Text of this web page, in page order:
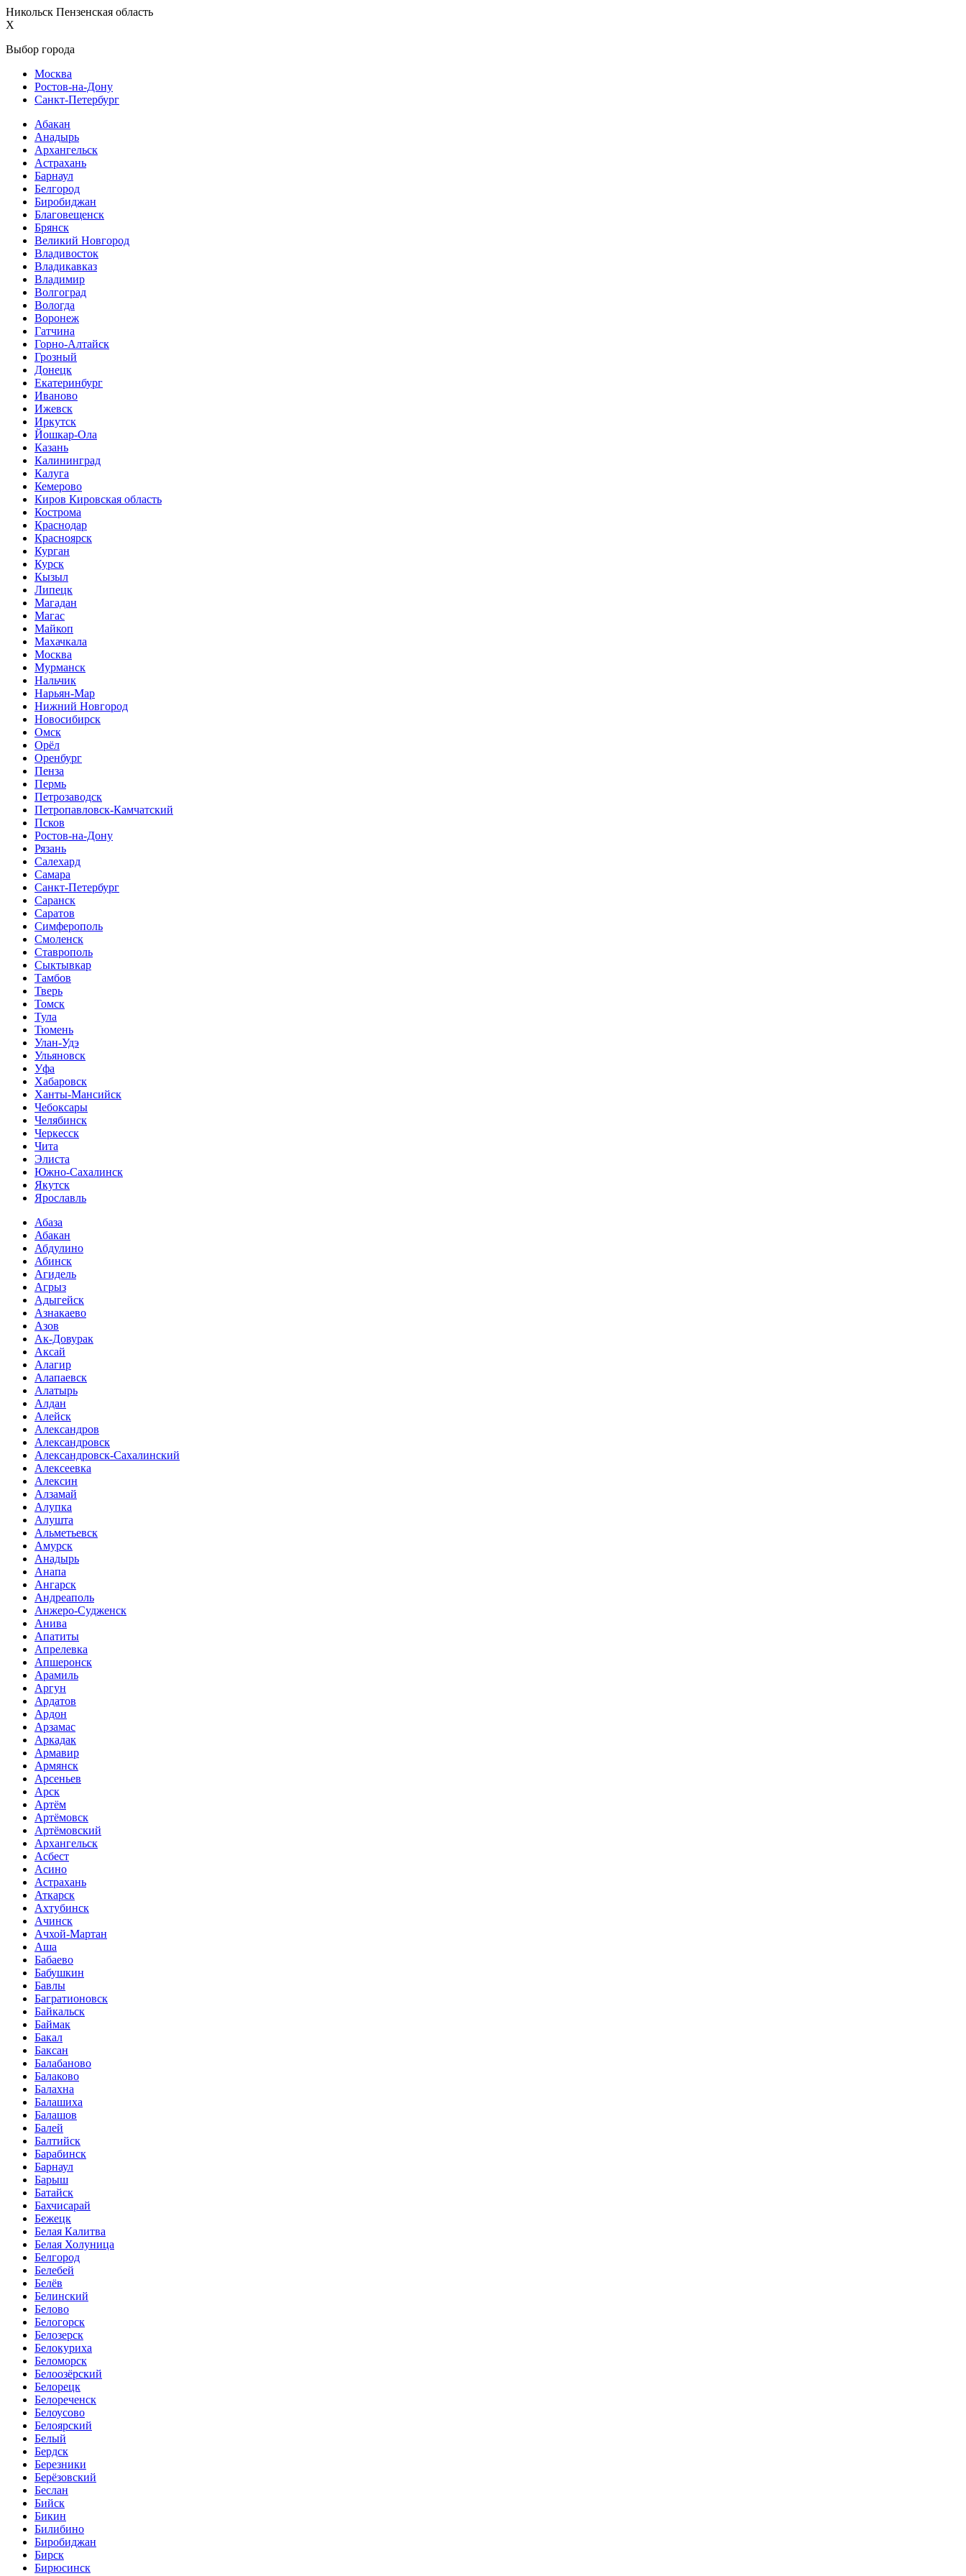
Никольск Пензенская область
X
Выбор города
Москва
Ростов-на-Дону
Санкт-Петербург
Абакан
Анадырь
Архангельск
Астрахань
Барнаул
Белгород
Биробиджан
Благовещенск
Брянск
Великий Новгород
Владивосток
Владикавказ
Владимир
Волгоград
Вологда
Воронеж
Гатчина
Горно-Алтайск
Грозный
Донецк
Екатеринбург
Иваново
Ижевск
Иркутск
Йошкар-Ола
Казань
Калининград
Калуга
Кемерово
Киров Кировская область
Кострома
Краснодар
Красноярск
Курган
Курск
Кызыл
Липецк
Магадан
Магас
Майкоп
Махачкала
Москва
Мурманск
Нальчик
Нарьян-Мар
Нижний Новгород
Новосибирск
Омск
Орёл
Оренбург
Пенза
Пермь
Петрозаводск
Петропавловск-Камчатский
Псков
Ростов-на-Дону
Рязань
Салехард
Самара
Санкт-Петербург
Саранск
Саратов
Симферополь
Смоленск
Ставрополь
Сыктывкар
Тамбов
Тверь
Томск
Тула
Тюмень
Улан-Удэ
Ульяновск
Уфа
Хабаровск
Ханты-Мансийск
Чебоксары
Челябинск
Черкесск
Чита
Элиста
Южно-Сахалинск
Якутск
Ярославль
Абаза
Абакан
Абдулино
Абинск
Агидель
Агрыз
Адыгейск
Азнакаево
Азов
Ак-Довурак
Аксай
Алагир
Алапаевск
Алатырь
Алдан
Алейск
Александров
Александровск
Александровск-Сахалинский
Алексеевка
Алексин
Алзамай
Алупка
Алушта
Альметьевск
Амурск
Анадырь
Анапа
Ангарск
Андреаполь
Анжеро-Судженск
Анива
Апатиты
Апрелевка
Апшеронск
Арамиль
Аргун
Ардатов
Ардон
Арзамас
Аркадак
Армавир
Армянск
Арсеньев
Арск
Артём
Артёмовск
Артёмовский
Архангельск
Асбест
Асино
Астрахань
Аткарск
Ахтубинск
Ачинск
Ачхой-Мартан
Аша
Бабаево
Бабушкин
Бавлы
Багратионовск
Байкальск
Баймак
Бакал
Баксан
Балабаново
Балаково
Балахна
Балашиха
Балашов
Балей
Балтийск
Барабинск
Барнаул
Барыш
Батайск
Бахчисарай
Бежецк
Белая Калитва
Белая Холуница
Белгород
Белебей
Белёв
Белинский
Белово
Белогорск
Белозерск
Белокуриха
Беломорск
Белоозёрский
Белорецк
Белореченск
Белоусово
Белоярский
Белый
Бердск
Березники
Берёзовский
Беслан
Бийск
Бикин
Билибино
Биробиджан
Бирск
Бирюсинск